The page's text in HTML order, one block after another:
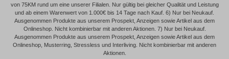
von 75KM rund um eine unserer Filialen. Nur gültig bei gleicher Qualität und Leistung
und ab einem Warenwert von 1.000€ bis 14 Tage nach Kauf. 6) Nur bei Neukauf.
Ausgenommen Produkte aus unserem Prospekt, Anzeigen sowie Artikel aus dem
Onlineshop. Nicht kombinierbar mit anderen Aktionen. 7) Nur bei Neukauf.
Ausgenommen Produkte aus unserem Prospekt, Anzeigen sowie Artikel aus dem
Onlineshop, Musterring, Stressless und Interliving. Nicht kombinierbar mit anderen
Aktionen.